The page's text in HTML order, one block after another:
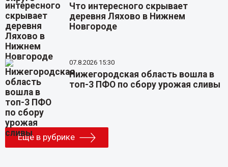
Что интересного скрывает
деревня Ляхово в Нижнем
Новгороде
07.8.2026 15:30
Нижегородская область вошла в
топ-3 ПФО по сбору урожая сливы
Еще в рубрике